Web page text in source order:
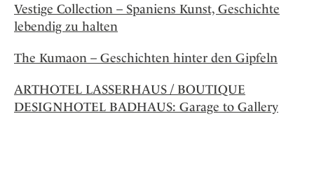
Vestige Collection – Spaniens Kunst, Geschichte
lebendig zu halten
The Kumaon – Geschichten hinter den Gipfeln
ARTHOTEL LASSERHAUS / BOUTIQUE
DESIGNHOTEL BADHAUS: Garage to Gallery